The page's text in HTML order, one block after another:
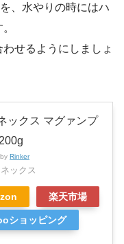
、水やりの時にはハ
せるようにしましょ
ックス マグァンプ
Rinker
ックス
楽天市場
ショッピング